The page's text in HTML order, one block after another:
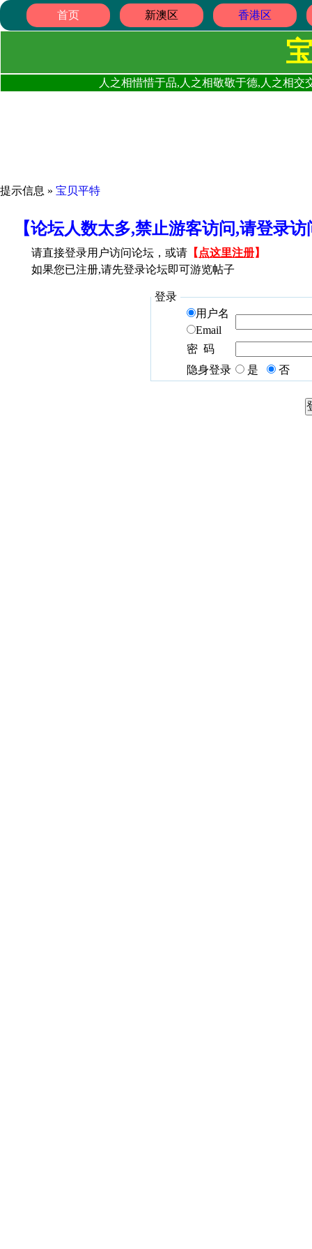
首页 新澳区 香港区
人之相惜惜于品,人之相敬敬于德,人之相
提示信息 » 宝贝平特
【论坛人数太多,禁止游客访问,请登录
请直接登录用户访问论坛，或请 【 点这里注册】
如果您已注册,请先登录论坛即可游览帖子
登录
用户名
Email
密 码
隐身登录
是 否